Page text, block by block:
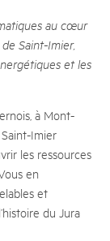
au cœur
Saint-Imier,
et les
à Mont-
Imier
les ressources
en
et
du Jura